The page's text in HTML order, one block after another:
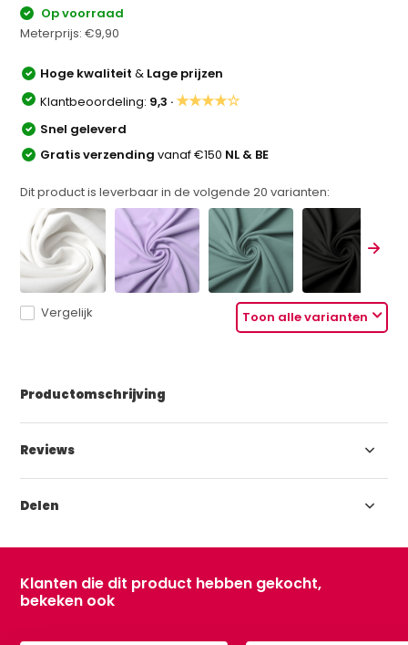
Op voorraad
Meterprijs:€9,90
Hoge kwaliteit& Lage prijzen
Klantbeoordeling: 9,3 ·★★★★☆
Snel geleverd
Gratis verzendingvanaf €150 NL & BE
Dit product is leverbaar in de volgende20 varianten:
Toon alle varianten
Vergelijk
Productomschrijving
Reviews
Delen
Klanten die dit product hebben gekocht,
bekeken ook